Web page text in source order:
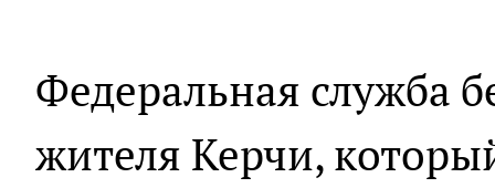
Федеральная служба
жителя Керчи,